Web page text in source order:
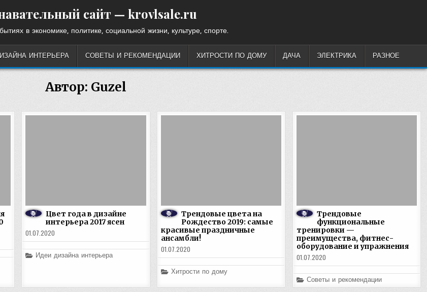
сайт — krovlsale.ru
в экономике, политике, социальной жизни, культуре, спорте.
ИНТЕРЬЕРА СОВЕТЫ И РЕКОМЕНДАЦИИ ХИТРОСТИ ПО ДОМУ ДАЧА ЭЛЕКТРИКА РАЗНОЕ
Автор: Guzel
Цвет года в дизайне
интерьера 2017 ясен
01.07.2020
Posted
in
Идеи дизайна интерьера
Трендовые цвета на
Рождество 2019: самые
красивые праздничные
ансамбли!
01.07.2020
Posted
Хитрости по дому
Трендовые
функциональные
тренировки —
преимущества, фитнес-
оборудование и упражнения
01.07.2020
Posted
in
Советы и рекомендации